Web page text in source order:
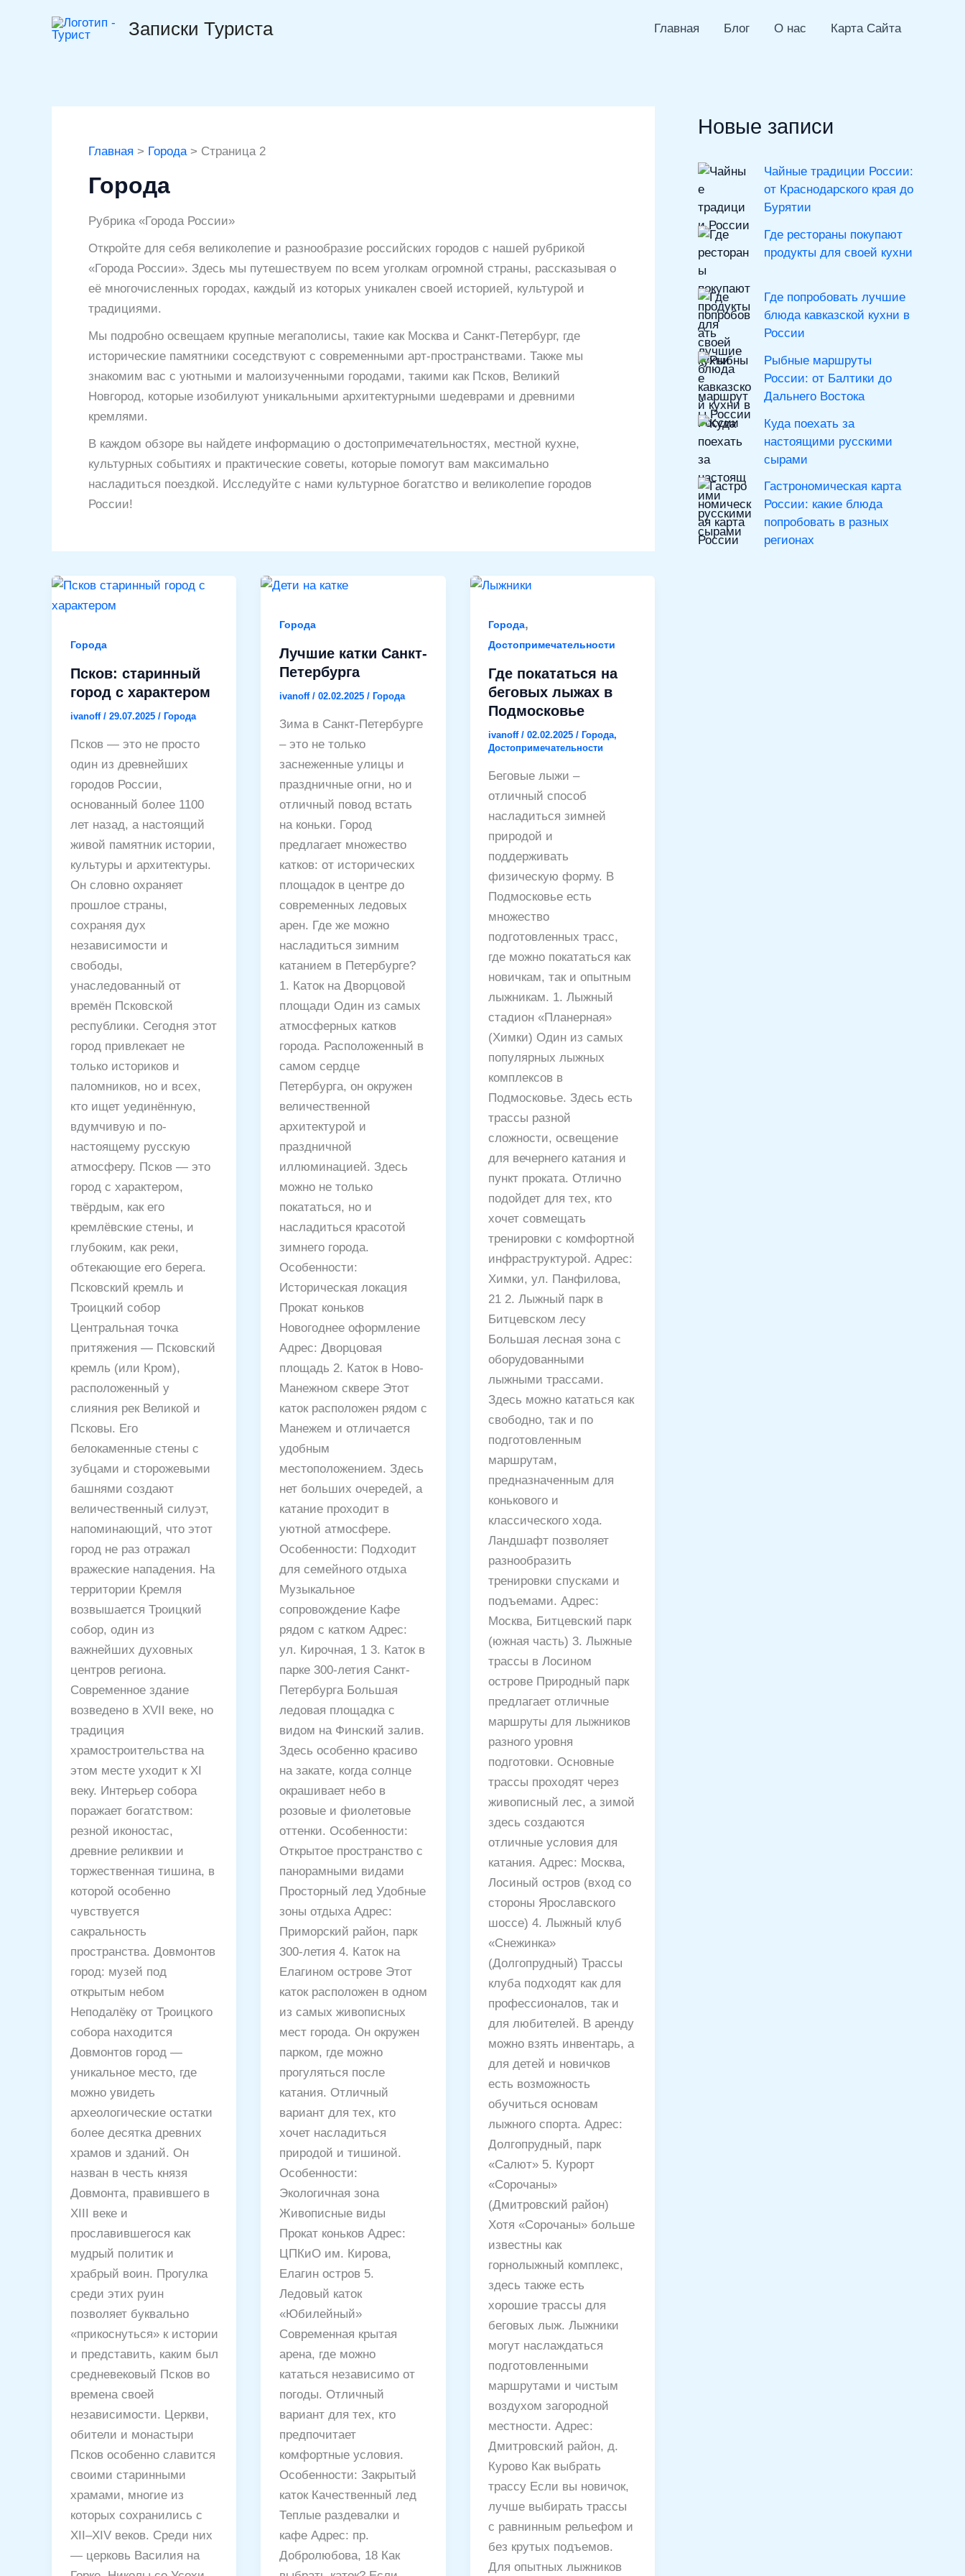
Записки Туриста Главная Блог О нас Карта Сайта
Главная Города Страница 2
Города
Рубрика «Города России»
Откройте для себя великолепие и разнообразие российских городов с нашей рубрикой
«Города России». Здесь мы путешествуем по всем уголкам огромной страны, рассказывая о
её многочисленных городах, каждый из которых уникален своей историей, культурой и
традициями.
Мы подробно освещаем крупные мегаполисы, такие как Москва и Санкт-Петербург, где
исторические памятники соседствуют с современными арт-пространствами. Также мы
знакомим вас с уютными и малоизученными городами, такими как Псков, Великий
Новгород, которые изобилуют уникальными архитектурными шедеврами и древними
кремлями.
В каждом обзоре вы найдете информацию о достопримечательностях, местной кухне,
культурных событиях и практические советы, которые помогут вам максимально
насладиться поездкой. Исследуйте с нами культурное богатство и великолепие городов
России!
Города
Псков: старинный
город с характером
ivanoff / 29.07.2025 / Города
Псков — это не просто
один из древнейших
городов России,
основанный более 1100
лет назад, а настоящий
живой памятник истории,
культуры и архитектуры.
Он словно охраняет
прошлое страны,
сохраняя дух
независимости и
свободы,
унаследованный от
времён Псковской
республики. Сегодня этот
город привлекает не
только историков и
паломников, но и всех,
кто ищет уединённую,
вдумчивую и по-
настоящему русскую
атмосферу. Псков — это
город с характером,
твёрдым, как его
кремлёвские стены, и
глубоким, как реки,
обтекающие его берега.
Псковский кремль и
Троицкий собор
Центральная точка
притяжения — Псковский
кремль (или Кром),
расположенный у
слияния рек Великой и
Псковы. Его
белокаменные стены с
зубцами и сторожевыми
башнями создают
величественный силуэт,
напоминающий, что этот
город не раз отражал
вражеские нападения. На
территории Кремля
возвышается Троицкий
собор, один из
важнейших духовных
центров региона.
Современное здание
возведено в XVII веке, но
традиция
храмостроительства на
этом месте уходит к XI
веку. Интерьер собора
поражает богатством:
резной иконостас,
древние реликвии и
торжественная тишина, в
которой особенно
чувствуется
сакральность
пространства. Довмонтов
город: музей под
открытым небом
Неподалёку от Троицкого
собора находится
Довмонтов город —
уникальное место, где
можно увидеть
археологические остатки
более десятка древних
храмов и зданий. Он
назван в честь князя
Довмонта, правившего в
XIII веке и
прославившегося как
мудрый политик и
храбрый воин. Прогулка
среди этих руин
позволяет буквально
«прикоснуться» к истории
и представить, каким был
средневековый Псков во
времена своей
независимости. Церкви,
обители и монастыри
Псков особенно славится
своими старинными
храмами, многие из
которых сохранились с
XII–XIV веков. Среди них
— церковь Василия на
Города
Лучшие катки Санкт-
Петербурга
ivanoff / 02.02.2025 / Города
Зима в Санкт-Петербурге
– это не только
заснеженные улицы и
праздничные огни, но и
отличный повод встать
на коньки. Город
предлагает множество
катков: от исторических
площадок в центре до
современных ледовых
арен. Где же можно
насладиться зимним
катанием в Петербурге?
1. Каток на Дворцовой
площади Один из самых
атмосферных катков
города. Расположенный в
самом сердце
Петербурга, он окружен
величественной
архитектурой и
праздничной
иллюминацией. Здесь
можно не только
покататься, но и
насладиться красотой
зимнего города.
Особенности:
Историческая локация
Прокат коньков
Новогоднее оформление
Адрес: Дворцовая
площадь 2. Каток в Ново-
Манежном сквере Этот
каток расположен рядом с
Манежем и отличается
удобным
местоположением. Здесь
нет больших очередей, а
катание проходит в
уютной атмосфере.
Особенности: Подходит
для семейного отдыха
Музыкальное
сопровождение Кафе
рядом с катком Адрес:
ул. Кирочная, 1 3. Каток в
парке 300-летия Санкт-
Петербурга Большая
ледовая площадка с
видом на Финский залив.
Здесь особенно красиво
на закате, когда солнце
окрашивает небо в
розовые и фиолетовые
оттенки. Особенности:
Открытое пространство с
панорамными видами
Просторный лед Удобные
зоны отдыха Адрес:
Приморский район, парк
300-летия 4. Каток на
Елагином острове Этот
каток расположен в одном
из самых живописных
мест города. Он окружен
парком, где можно
прогуляться после
катания. Отличный
вариант для тех, кто
хочет насладиться
природой и тишиной.
Особенности:
Экологичная зона
Живописные виды
Прокат коньков Адрес:
ЦПКиО им. Кирова,
Елагин остров 5.
Ледовый каток
«Юбилейный»
Современная крытая
арена, где можно
кататься независимо от
погоды. Отличный
вариант для тех, кто
предпочитает
комфортные условия.
Особенности: Закрытый
каток Качественный лед
Теплые раздевалки и
кафе Адрес: пр.
Добролюбова, 18 Как
Города,
Достопримечательности
Где покататься на
беговых лыжах в
Подмосковье
ivanoff/02.02.2025/ Города,
Достопримечательности
Беговые лыжи –
отличный способ
насладиться зимней
природой и
поддерживать
физическую форму. В
Подмосковье есть
множество
подготовленных трасс,
где можно покататься как
новичкам, так и опытным
лыжникам. 1. Лыжный
стадион «Планерная»
(Химки) Один из самых
популярных лыжных
комплексов в
Подмосковье. Здесь есть
трассы разной
сложности, освещение
для вечернего катания и
пункт проката. Отлично
подойдет для тех, кто
хочет совмещать
тренировки с комфортной
инфраструктурой. Адрес:
Химки, ул. Панфилова,
21 2. Лыжный парк в
Битцевском лесу
Большая лесная зона с
оборудованными
лыжными трассами.
Здесь можно кататься как
свободно, так и по
подготовленным
маршрутам,
предназначенным для
конькового и
классического хода.
Ландшафт позволяет
разнообразить
тренировки спусками и
подъемами. Адрес:
Москва, Битцевский парк
(южная часть) 3. Лыжные
трассы в Лосином
острове Природный парк
предлагает отличные
маршруты для лыжников
разного уровня
подготовки. Основные
трассы проходят через
живописный лес, а зимой
здесь создаются
отличные условия для
катания. Адрес: Москва,
Лосиный остров (вход со
стороны Ярославского
шоссе) 4. Лыжный клуб
«Снежинка»
(Долгопрудный) Трассы
клуба подходят как для
профессионалов, так и
для любителей. В аренду
можно взять инвентарь, а
для детей и новичков
есть возможность
обучиться основам
лыжного спорта. Адрес:
Долгопрудный, парк
«Салют» 5. Курорт
«Сорочаны»
(Дмитровский район)
Хотя «Сорочаны» больше
известны как
горнолыжный комплекс,
здесь также есть
хорошие трассы для
беговых лыж. Лыжники
могут наслаждаться
подготовленными
маршрутами и чистым
воздухом загородной
местности. Адрес:
Дмитровский район, д.
Курово Как выбрать
трассу Если вы новичок,
лучше выбирать трассы
с равнинным рельефом и
без крутых подъемов.
Для опытных лыжников
Новые записи
Чайные традиции России:
от Краснодарского края до
Бурятии
Где рестораны покупают
продукты для своей кухни
Где попробовать лучшие
блюда кавказской кухни в
России
Рыбные маршруты
России: от Балтики до
Дальнего Востока
Куда поехать за
настоящими русскими
сырами
Гастрономическая карта
России: какие блюда
попробовать в разных
регионах